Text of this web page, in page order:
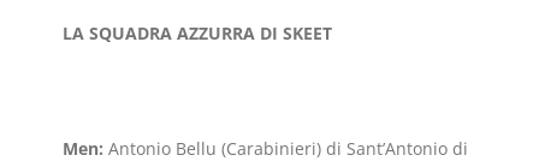
LA SQUADRA AZZURRA DI SKEET
Men: Antonio Bellu (Carabinieri) di Sant’Antonio di